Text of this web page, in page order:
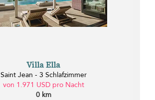
Villa Ella
Saint Jean - 3 Schlafzimmer
von 1.971 USD pro Nacht
0 km